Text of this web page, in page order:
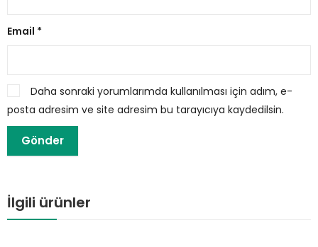
Email *
Daha sonraki yorumlarımda kullanılması için adım, e-
posta adresim ve site adresim bu tarayıcıya kaydedilsin.
İlgili ürünler